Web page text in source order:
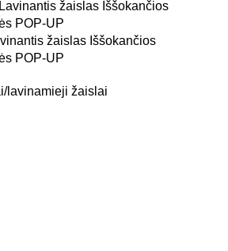
žaislas Iššokančios
POP-UP
lavinamieji žaislai